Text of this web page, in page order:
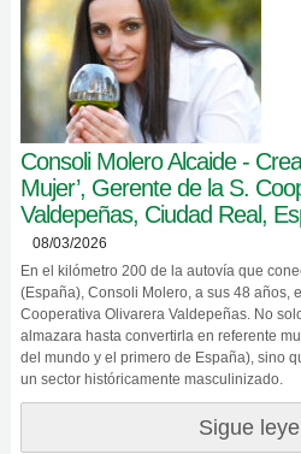
Consoli Molero Alcaide -
Mujer’, Gerente de la S.
Valdepeñas, Ciudad Real,
08/03/2026
En el kilómetro 200 de la autovía que
(España), Consoli Molero, a sus 48 años,
Cooperativa Olivarera Valdepeñas. No
almazara hasta convertirla en referente
del mundo y el primero de España), sino
un sector históricamente masculinizado.
Sigue